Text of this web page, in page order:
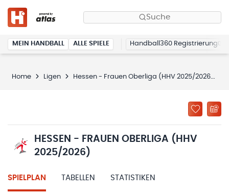
Suche
MEIN HANDBALL ALLE SPIELE Handball360 Registrierung
Home Ligen Hessen - Frauen Oberliga (HHV 2025/2026)
HESSEN - FRAUEN OBERLIGA (HHV
2025/2026)
SPIELPLAN TABELLEN STATISTIKEN